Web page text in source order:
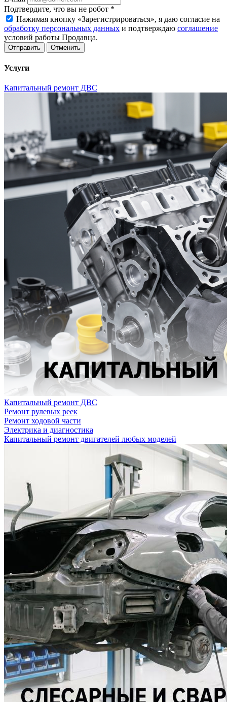
Подтвердите, что вы не робот *
Нажимая кнопку «Зарегистрироваться», я даю согласие на
обработку персональных данных и подтверждаю соглашение
условий работы Продавца.
Отменить
Услуги
Капитальный ремонт ДВС
Капитальный ремонт ДВС
Ремонт рулевых реек
Ремонт ходовой части
Электрика и диагностика
Капитальный ремонт двигателей любых моделей